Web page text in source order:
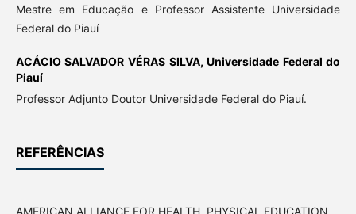
Mestre em Educação e Professor Assistente Universidade
Federal do Piauí
ACÁCIO SALVADOR VÉRAS SILVA,Universidade Federal do
Piauí
Professor Adjunto Doutor Universidade Federal do Piauí.
REFERÊNCIAS